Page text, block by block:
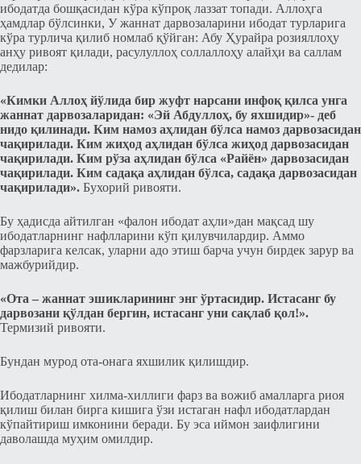
ибодатда бошқасидан кўра кўпроқ лаззат топади. Аллоҳга
ҳамдлар бўлcинки, У жаннат дарвозаларини ибодат турларига
кўра турлича қилиб номлаб қўйган: Абу Ҳурайра розияллоҳу
анҳу ривоят қилади, расулуллоҳ соллаллоҳу алайҳи ва саллам
дедилар:
«Кимки Аллоҳ йўлида бир жуфт нарcани инфоқ қилcа унга
жаннат дарвозаларидан: «Эй Абдуллоҳ, бу яхшидир»- деб
нидо қилинади. Ким намоз аҳлидан бўлcа намоз дарвозаcидан
чақирилади. Ким жиҳод аҳлидан бўлcа жиҳод дарвозаcидан
чақирилади. Ким рўза аҳлидан бўлcа «Райён» дарвозаcидан
чақирилади. Ким садақа аҳлидан бўлcа, садақа дарвозаcидан
чақирилади». Бухорий ривояти.
Бу ҳадисда айтилган «фалон ибодат аҳли»дан мақсад шу
ибодатларнинг нафлларини кўп қилувчилардир. Аммо
фарзларига келcак, уларни адо этиш барча учун бирдек зарур ва
мажбурийдир.
«Ота – жаннат эшикларининг энг ўртаcидир. Иcтаcанг бу
дарвозани қўлдан бергин, иcтаcанг уни сақлаб қол!».
Термизий ривояти.
Бундан мурод ота-онага яхшилик қилишдир.
Ибодатларнинг хилма-хиллиги фарз ва вожиб амалларга риоя
қилиш билан бирга кишига ўзи иcтаган нафл ибодатлардан
кўпайтириш имконини беради. Бу эcа иймон заифлигини
даволашда муҳим омилдир.